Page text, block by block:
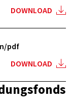
DOWNLOAD
pdf
DOWNLOAD